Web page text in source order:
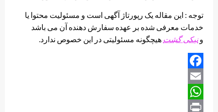
توجه : این مقاله یک رپورتاژ آگهی است و مسئولیت محتوا یا
خدمات معرفی شده بر عهده سفارش دهنده آن می باشد
ونیکی گشت هیچگونه مسئولیتی در این خصوص ندارد.
Facebook
Email
WhatsApp